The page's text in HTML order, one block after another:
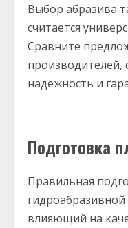
Выбор абразива
считается
Сравните
надежность и
Подготовка
Правильная
влияющий на